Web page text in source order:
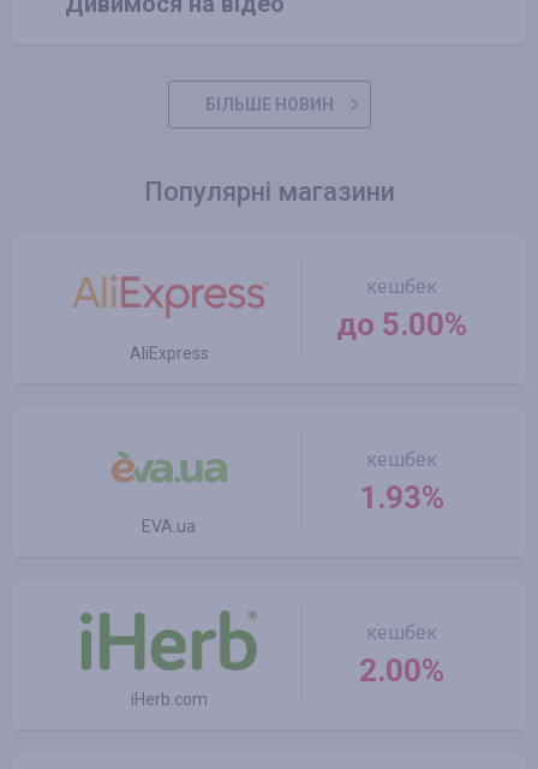
БІЛЬШЕ НОВИН
Популярні магазини
AliExpress
кешбек
до 5.00%
EVA.ua
кешбек
1.93%
iHerb.com
кешбек
2.00%